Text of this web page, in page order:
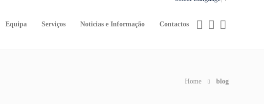
Equipa Serviços Noticias e Informação Contactos
Home blog